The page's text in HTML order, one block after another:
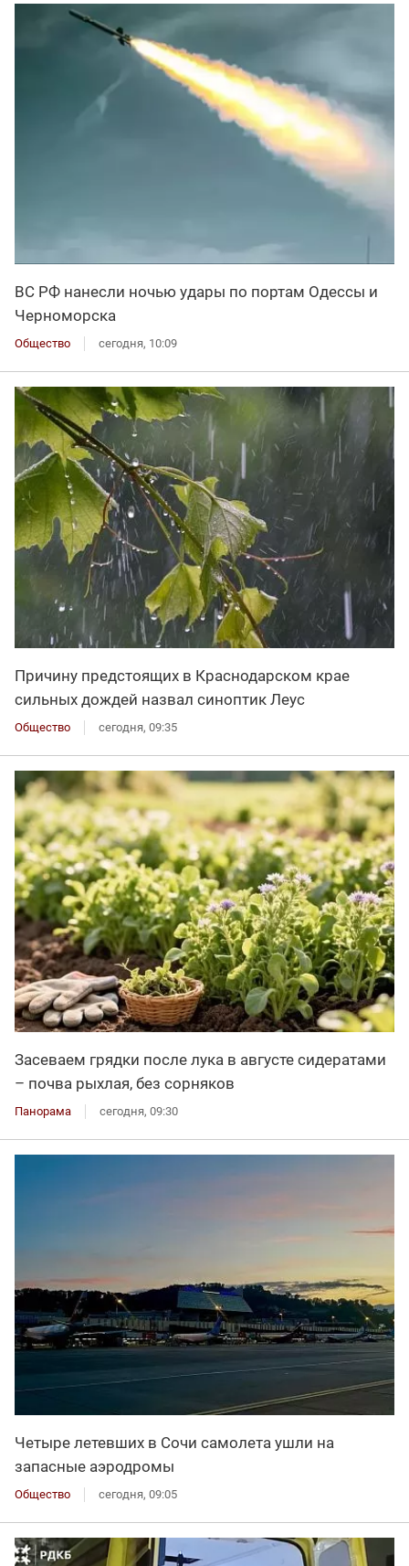
ВС РФ нанесли ночью удары по портам Одессы и
Черноморска
Общество сегодня, 10:09
Причину предстоящих в Краснодарском крае
сильных дождей назвал синоптик Леус
Общество сегодня, 09:35
Засеваем грядки после лука в августе сидератами
– почва рыхлая, без сорняков
Панорама сегодня, 09:30
Четыре летевших в Сочи самолета ушли на
запасные аэродромы
Общество сегодня, 09:05